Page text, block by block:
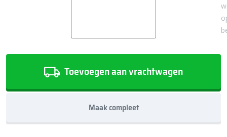
Toevoegen aan vrachtwagen
Maak compleet